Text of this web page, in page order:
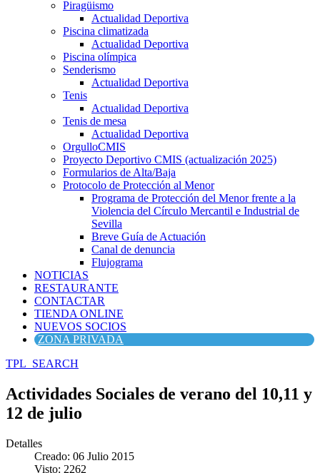
Piragüismo
Actualidad Deportiva
Piscina climatizada
Actualidad Deportiva
Piscina olímpica
Senderismo
Actualidad Deportiva
Tenis
Actualidad Deportiva
Tenis de mesa
Actualidad Deportiva
OrgulloCMIS
Proyecto Deportivo CMIS (actualización 2025)
Formularios de Alta/Baja
Protocolo de Protección al Menor
Programa de Protección del Menor frente a la
Violencia del Círculo Mercantil e Industrial de
Sevilla
Breve Guía de Actuación
Canal de denuncia
Flujograma
NOTICIAS
RESTAURANTE
CONTACTAR
TIENDA ONLINE
NUEVOS SOCIOS
ZONA PRIVADA
TPL_SEARCH
Actividades Sociales de verano del 10,11 y
12 de julio
Detalles
Creado: 06 Julio 2015
Visto: 2262